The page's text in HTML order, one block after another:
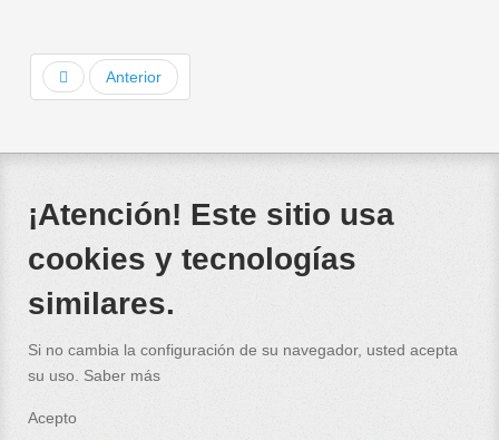
Anterior
¡Atención! Este sitio usa
cookies y tecnologías
similares.
Si no cambia la configuración de su navegador, usted acepta
su uso. Saber más
Acepto